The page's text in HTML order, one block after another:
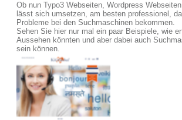
Ob nun Typo3 Webseiten, Wordpress
lässt sich umsetzen, am besten professionel,
Probleme bei den Suchmaschinen bekommen.
Sehen Sie hier nur mal ein paar Beispiele, wie
Aussehen könnten und aber dabei auch
sein können.